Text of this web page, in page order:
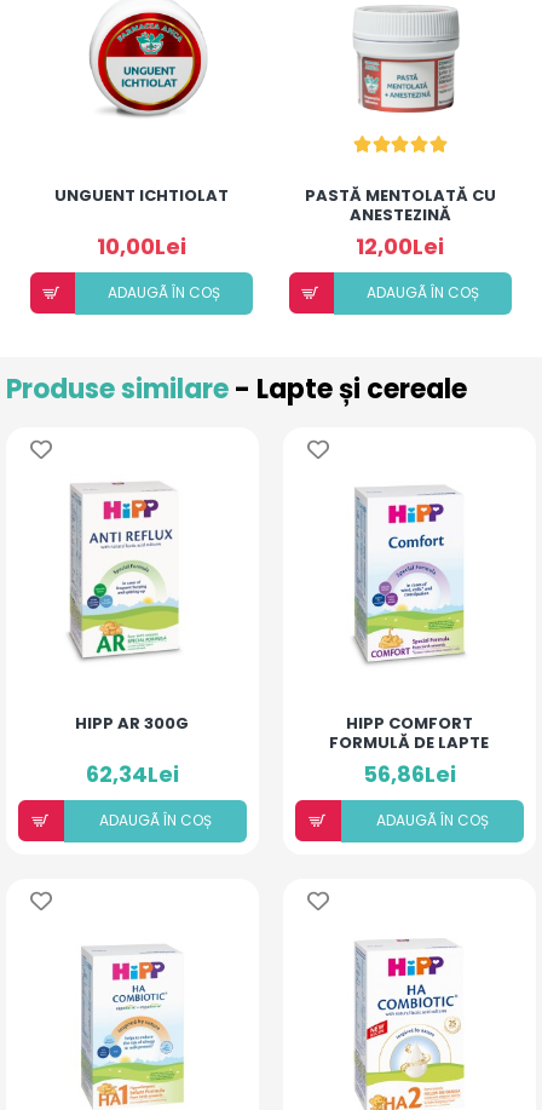
UNGUENT ICHTIOLAT
10,00Lei
ADAUGÃ ÎN COȘ
PASTĂ MENTOLATĂ CU
ANESTEZINĂ
12,00Lei
ADAUGÃ ÎN COȘ
Produse similare- Lapte și cereale
HIPP AR 300G
62,34Lei
ADAUGÃ ÎN COȘ
HIPP COMFORT
FORMULĂ DE LAPTE
SPECIALĂ 300G
56,86Lei
ADAUGÃ ÎN COȘ